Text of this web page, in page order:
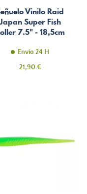
Vinilo Raid
Super Fish
7.5" - 18,5cm
Envío 24 H
Precio
21,90 €